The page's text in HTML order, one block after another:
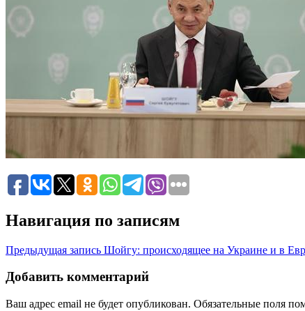
Навигация по записям
Предыдущая запись Шойгу: происходящее на Украине и в
Добавить комментарий
Ваш адрес email не будет опубликован. Обязательные поля